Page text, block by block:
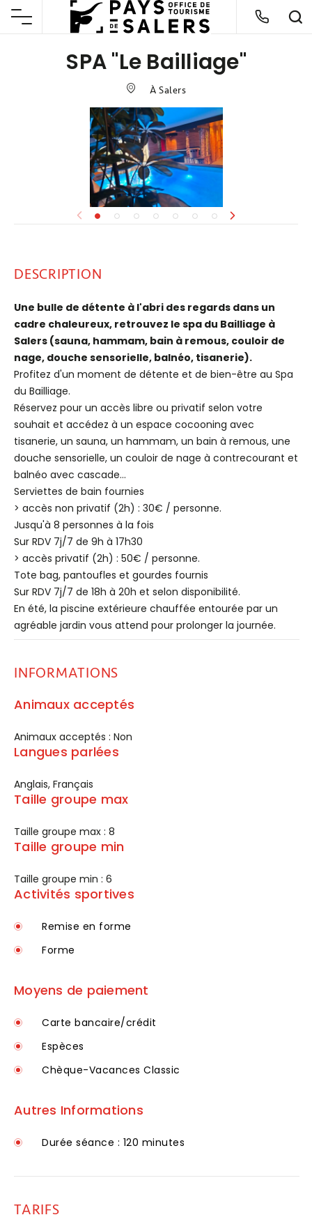
SPA "Le Bailliage"
À Salers
DESCRIPTION
Une bulle de détente à l'abri des regards dans un
cadre chaleureux, retrouvez le spa du Bailliage à
Salers (sauna, hammam, bain à remous, couloir de
nage, douche sensorielle, balnéo, tisanerie).
Profitez d'un moment de détente et de bien-être au Spa
du Bailliage.
Réservez pour un accès libre ou privatif selon votre
souhait et accédez à un espace cocooning avec
tisanerie, un sauna, un hammam, un bain à remous, une
douche sensorielle, un couloir de nage à contrecourant et
balnéo avec cascade...
Serviettes de bain fournies
> accès non privatif (2h) : 30€ / personne.
Jusqu'à 8 personnes à la fois
Sur RDV 7j/7 de 9h à 17h30
> accès privatif (2h) : 50€ / personne.
Tote bag, pantoufles et gourdes fournis
Sur RDV 7j/7 de 18h à 20h et selon disponibilité.
En été, la piscine extérieure chauffée entourée par un
agréable jardin vous attend pour prolonger la journée.
INFORMATIONS
Animaux acceptés
Animaux acceptés : Non
Langues parlées
Anglais, Français
Taille groupe max
Taille groupe max : 8
Taille groupe min
Taille groupe min : 6
Activités sportives
Remise en forme
Forme
Moyens de paiement
Carte bancaire/crédit
Espèces
Chèque-Vacances Classic
Autres Informations
Durée séance : 120 minutes
TARIFS